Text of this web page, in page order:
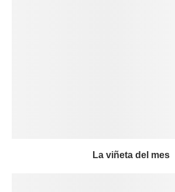
La viñeta del mes